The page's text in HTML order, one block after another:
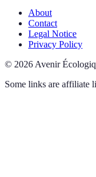
About
Contact
Legal Notice
Privacy Policy
© 2026 Avenir
Some links are affiliate